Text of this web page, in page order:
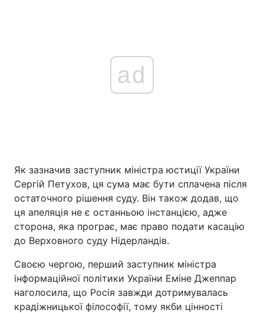
ad
Як зазначив заступник міністра юстиції України
Сергій Петухов, ця сума має бути сплачена після
остаточного рішення суду. Він також додав, що
ця апеляція не є останньою інстанцією, адже
сторона, яка програє, має право подати касацію
до Верховного суду Нідерландів.
Своєю чергою, перший заступник міністра
інформаційної політики України Еміне Джеппар
наголосила, що Росія завжди дотримувалась
крадіжницької філософії, тому якби цінності